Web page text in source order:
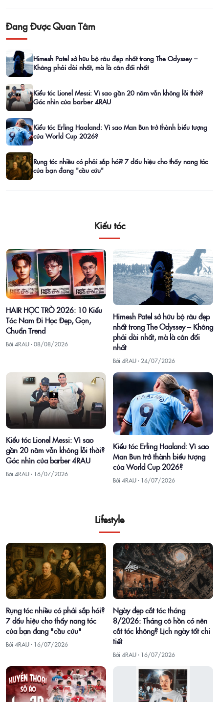
Đang Được Quan Tâm
Himesh Patel sở hữu bộ râu đẹp nhất trong The Odyssey –
Không phải dài nhất, mà là cân đối nhất
Kiểu tóc Lionel Messi: Vì sao gần 20 năm vẫn không lỗi thời?
Góc nhìn của barber 4RAU
Kiểu tóc Erling Haaland: Vì sao Man Bun trở thành biểu tượng
của World Cup 2026?
Rụng tóc nhiều có phải sắp hói? 7 dấu hiệu cho thấy nang tóc
của bạn đang "cầu cứu"
Kiểu tóc
HAIR HỌC TRÒ 2026: 10 Kiểu
Tóc Nam Đi Học Đẹp, Gọn,
Chuẩn Trend
Bởi 4RAU ·08/08/2026
Himesh Patel sở hữu bộ râu đẹp
nhất trong The Odyssey – Không
phải dài nhất, mà là cân đối
nhất
Bởi 4RAU · 24/07/2026
Kiểu tóc Lionel Messi: Vì sao
gần 20 năm vẫn không lỗi thời?
Góc nhìn của barber 4RAU
Bởi 4RAU · 16/07/2026
Kiểu tóc Erling Haaland: Vì sao
Man Bun trở thành biểu tượng
của World Cup 2026?
Bởi 4RAU · 16/07/2026
Lifestyle
Rụng tóc nhiều có phải sắp hói?
7 dấu hiệu cho thấy nang tóc
của bạn đang "cầu cứu"
Bởi 4RAU · 16/07/2026
Ngày đẹp cắt tóc tháng
8/2026: Tháng cô hồn có nên
cắt tóc không? Lịch ngày tốt chi
tiết
Bởi 4RAU · 16/07/2026